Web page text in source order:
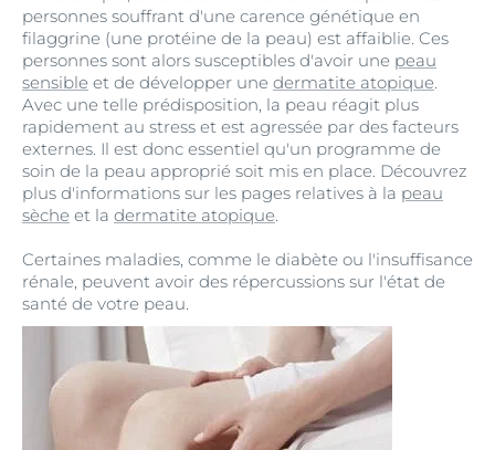
personnes souffrant d'une carence génétique en
filaggrine (une protéine de la peau) est affaiblie. Ces
personnes sont alors susceptibles d'avoir une peau
sensible et de développer une dermatite atopique.
Avec une telle prédisposition, la peau réagit plus
rapidement au stress et est agressée par des facteurs
externes. Il est donc essentiel qu'un programme de
soin de la peau approprié soit mis en place. Découvrez
plus d'informations sur les pages relatives à la peau
sèche et la dermatite atopique.
Certaines maladies, comme le diabète ou l'insuffisance
rénale, peuvent avoir des répercussions sur l'état de
santé de votre peau.